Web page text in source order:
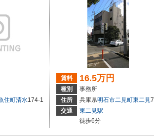
住町清水174-1
賃料 16.5万円
種別
事務所
住所
兵庫県明石市二見町東二見799-2
交通
東二見駅
徒歩6分